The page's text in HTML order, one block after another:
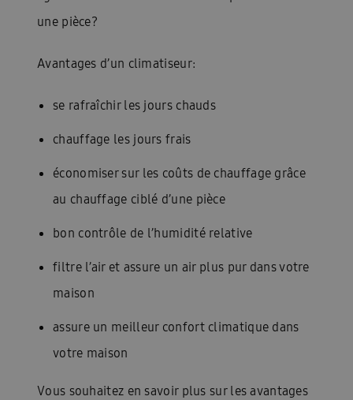
une pièce?
Avantages d’un climatiseur:
se rafraîchir les jours chauds
chauffage les jours frais
économiser sur les coûts de chauffage grâce
au chauffage ciblé d’une pièce
bon contrôle de l’humidité relative
filtre l’air et assure un air plus pur dans votre
maison
assure un meilleur confort climatique dans
votre maison
Vous souhaitez en savoir plus sur les avantages